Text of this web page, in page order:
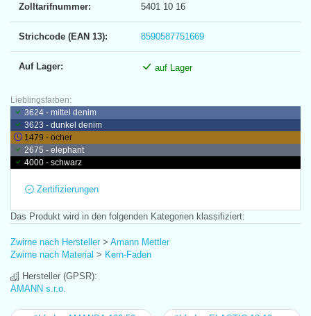
Zolltarifnummer: 5401 10 16
Strichcode (EAN 13): 8590587751669
Auf Lager: auf Lager
Lieblingsfarben:
3624 - mittel denim
3623 - dunkel denim
1479 - ocher
2675 - elephant
4000 - schwarz
Zertifizierungen
Das Produkt wird in den folgenden Kategorien klassifiziert:
Zwirne nach Hersteller> Amann Mettler
Zwirne nach Material > Kern-Faden
Hersteller (GPSR):
AMANN s.r.o.